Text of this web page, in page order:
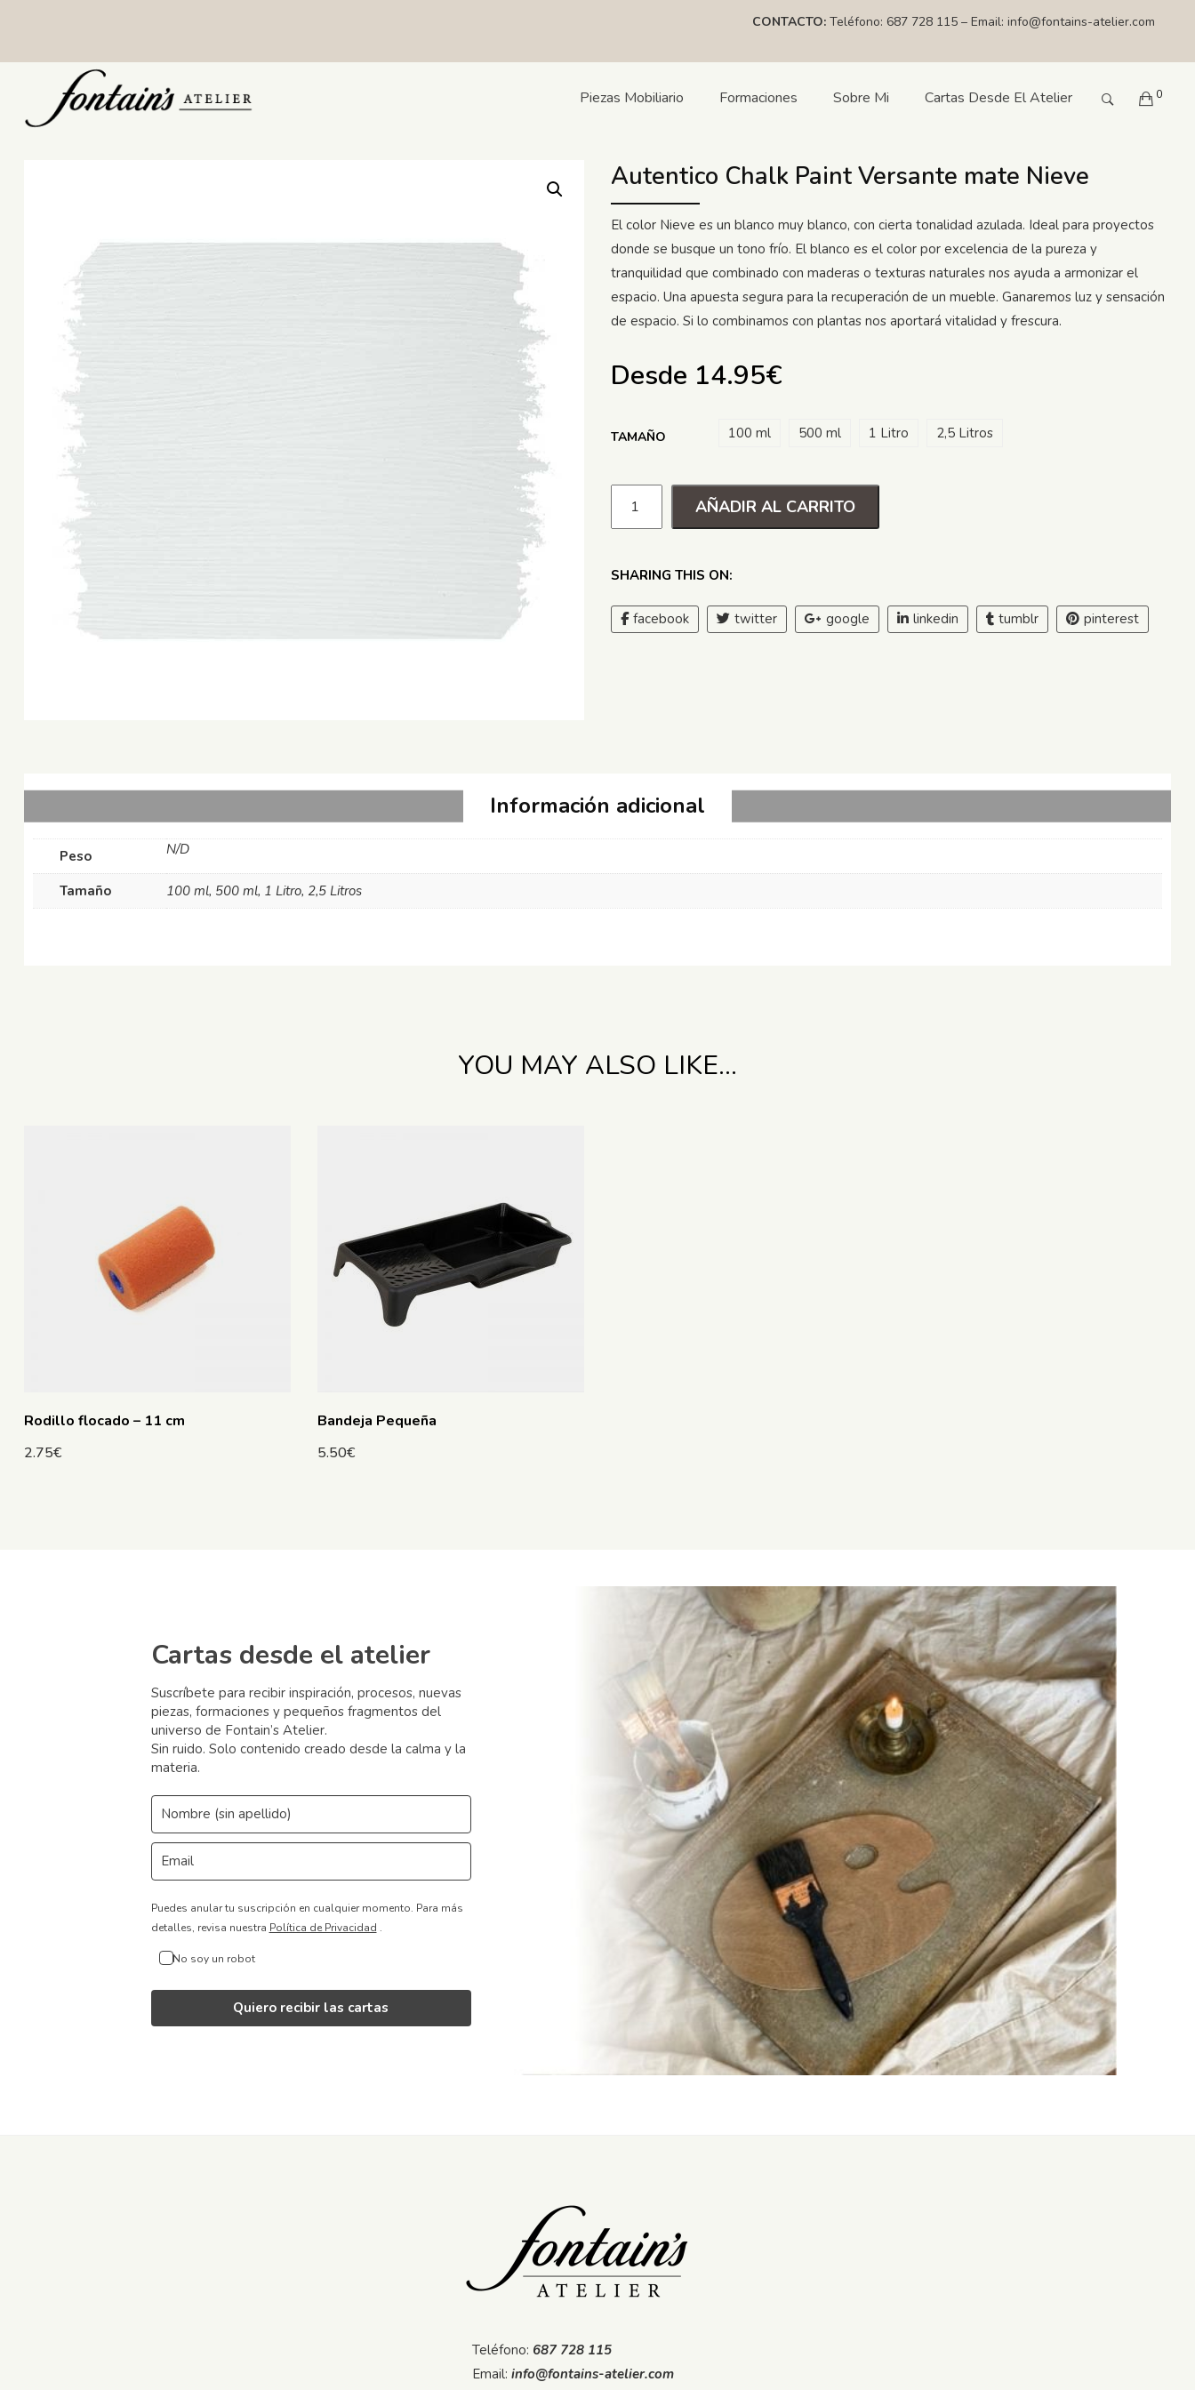
CONTACTO: Teléfono: 687 728 115 – Email: info@fontains-atelier.com
Piezas Mobiliario Formaciones Sobre Mi Cartas Desde El Atelier 0
Autentico Chalk Paint Versante mate Nieve
El color Nieve es un blanco muy blanco, con cierta tonalidad azulada. Ideal para proyectos
donde se busque un tono frío. El blanco es el color por excelencia de la pureza y
tranquilidad que combinado con maderas o texturas naturales nos ayuda a armonizar el
espacio. Una apuesta segura para la recuperación de un mueble. Ganaremos luz y sensación
de espacio. Si lo combinamos con plantas nos aportará vitalidad y frescura.
Desde 14.95€
TAMAÑO 100 ml 500 ml 1 Litro 2,5 Litros
AÑADIR AL CARRITO
SHARING THIS ON:
facebook twitter google linkedin tumblr pinterest
Información adicional
Peso N/D
Tamaño 100 ml, 500 ml, 1 Litro, 2,5 Litros
YOU MAY ALSO LIKE…
Rodillo flocado – 11 cm
2.75€
Bandeja Pequeña
5.50€
Cartas desde el atelier
Suscríbete para recibir inspiración, procesos, nuevas
piezas, formaciones y pequeños fragmentos del
universo de Fontain’s Atelier.
Sin ruido. Solo contenido creado desde la calma y la
materia.
Puedes anular tu suscripción en cualquier momento. Para más
detalles, revisa nuestra Política de Privacidad .
No soy un robot
Quiero recibir las cartas
Teléfono: 687 728 115
Email: info@fontains-atelier.com